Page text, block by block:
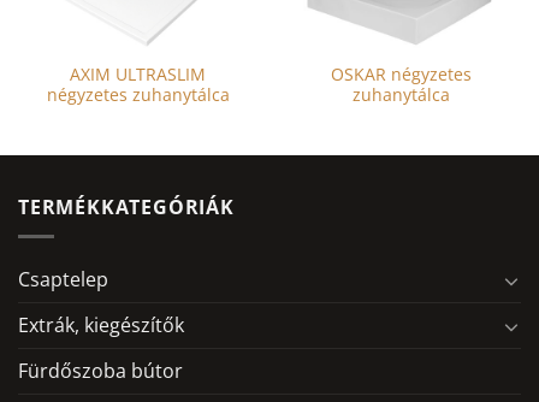
AXIM ULTRASLIM
négyzetes zuhanytálca
OSKAR négyzetes
zuhanytálca
TERMÉKKATEGÓRIÁK
Csaptelep
Extrák, kiegészítők
Fürdőszoba bútor